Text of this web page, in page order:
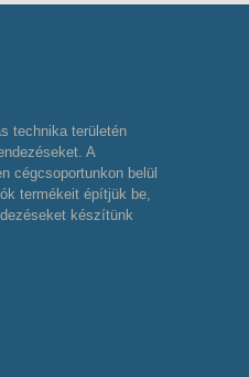
technika területén
A
cégcsoportunkon belül
termékeit építjük be,
készítünk